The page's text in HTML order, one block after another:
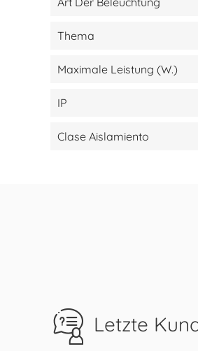
Thema
Maximale Leistung (W.)
IP
Clase Aislamiento
Letzte